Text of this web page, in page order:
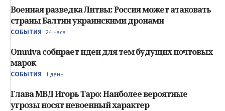
Военная разведка Литвы: Россия может атаковать
страны Балтии украинскими дронами
СОБЫТИЯ 24 часа
Omniva собирает идеи для тем будущих почтовых
марок
СОБЫТИЯ 1 день
Глава МВД Игорь Таро: Наиболее вероятные
угрозы носят невоенный характер